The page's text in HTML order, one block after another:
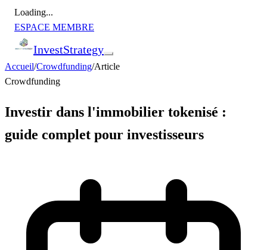
Loading...
ESPACE MEMBRE
InvestStrategy
Accueil/Crowdfunding/Article
Crowdfunding
Investir dans l'immobilier tokenisé :
guide complet pour investisseurs